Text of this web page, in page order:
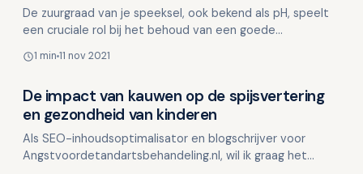
De zuurgraad van je speeksel, ook bekend als pH, speelt
een cruciale rol bij het behoud van een goede
basisch ee…
1 min 11 nov 2021
Mondgezondheid in relatie tot algehele gezondheid
De impact van kauwen op de spijsvertering
en gezondheid van kinderen
Als SEO-inhoudsoptimalisator en blogschrijver voor
Angstvoordetandartsbehandeling.nl, wil ik graag het